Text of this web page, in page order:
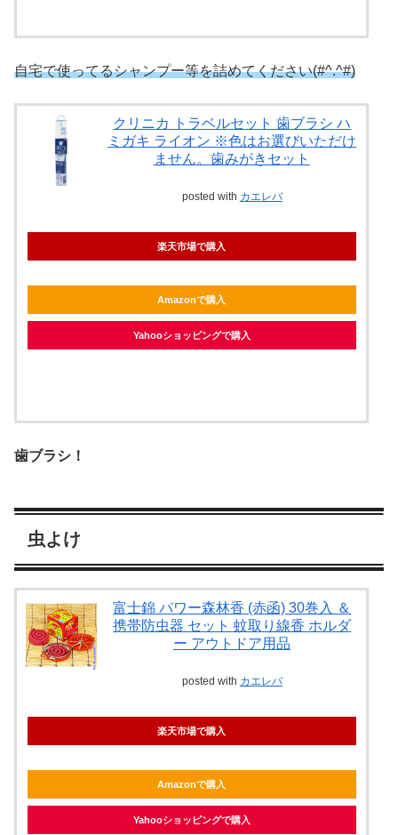
自宅で使ってるシャンプー等を詰めてください(#^.^#)
クリニカ トラベルセット 歯ブラシ ハ
ミガキ ライオン ※色はお選びいただけ
ません。歯みがきセット
posted with カエレバ
楽天市場で購入
Amazonで購入
Yahooショッピングで購入
歯ブラシ！
虫よけ
富士錦 パワー森林香 (赤函) 30巻入 ＆
携帯防虫器 セット 蚊取り線香 ホルダ
ー アウトドア用品
posted with カエレバ
楽天市場で購入
Amazonで購入
Yahooショッピングで購入